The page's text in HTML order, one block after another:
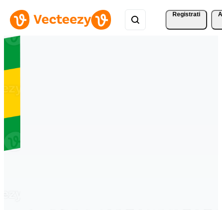
Registrati